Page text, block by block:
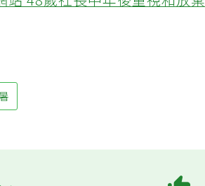
48歲社長中年後重視和放